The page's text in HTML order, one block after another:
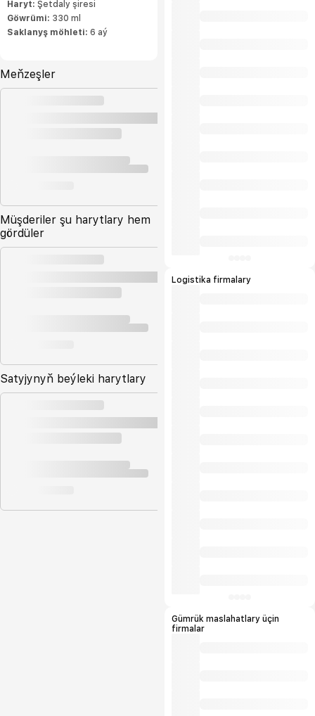
Haryt: Şetdaly şiresi
Göwrümi: 330 ml
Saklanyş möhleti: 6 aý
Meňzeşler
Müşderiler şu harytlary hem
gördüler
Satyjynyň beýleki harytlary
Logistika firmalary
Gümrük maslahatlary üçin
firmalar